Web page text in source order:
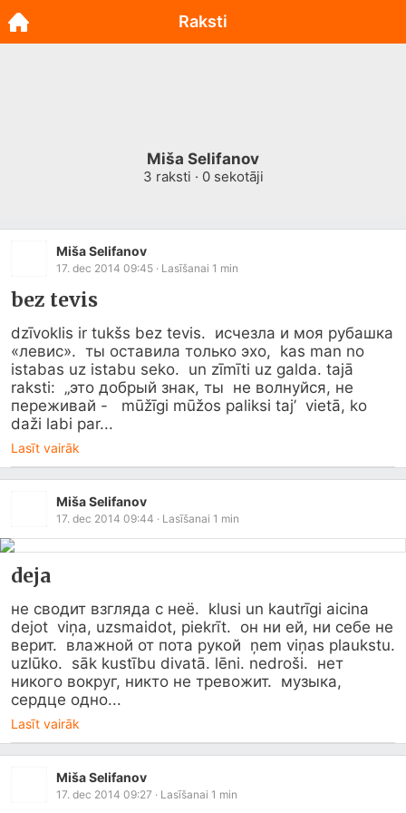
Miša Selifanov
3 raksti · 0sekotāji
Miša Selifanov
17. dec 2014 09:45 · Lasīšanai 1 min
bez tevis
dzīvoklis ir tukšs bez tevis.  исчезла и моя рубашка
«левис».  ты оставила только эхо,  kas man no
istabas uz istabu seko.  un zīmīti uz galda. tajā
raksti:  „это добрый знак, ты  не волнуйся, не
переживай -   mūžīgi mūžos paliksi taj’  vietā, ko
daži labi par...
Lasīt vairāk
Miša Selifanov
17. dec 2014 09:44 · Lasīšanai 1 min
deja
не сводит взгляда с неё.  klusi un kautrīgi aicina
dejot  viņa, uzsmaidot, piekrīt.  он ни ей, ни себе не
верит.  влажной от пота рукой  ņem viņas plaukstu.
uzlūko.  sāk kustību divatā. lēni. nedroši.  нет
никого вокруг, никто не тревожит.  музыка,
сердце одно...
Lasīt vairāk
Miša Selifanov
17. dec 2014 09:27 · Lasīšanai 1 min
Raksti